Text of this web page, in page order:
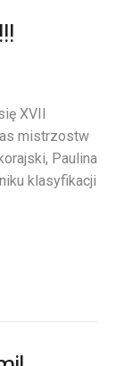
XVII
mistrzostw
Paulina
klasyfikacji